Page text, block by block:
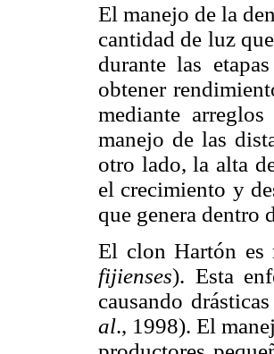
El manejo de la
cantidad de luz
durante las
obtener
mediante
manejo de las
otro lado, la alta
el crecimiento y
que genera dentro
El clon Hartón es
fijienses). Esta
causando
al., 1998). El